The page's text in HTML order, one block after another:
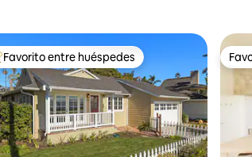
los mejores en Favorito entre huéspedes
Favorito entre huéspedes